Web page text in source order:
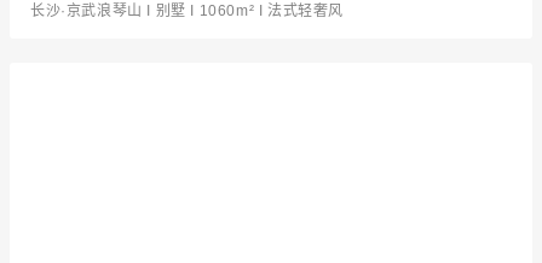
长沙·京武浪琴山 I 别墅 I 1060m² I 法式轻奢风